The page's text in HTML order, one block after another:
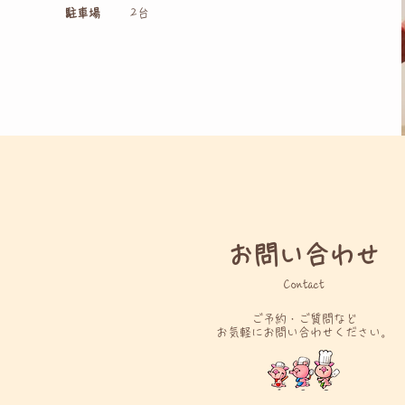
駐車場 2台
お問い合わせ
Contact
ご予約・ご質問など
お気軽にお問い合わせください。